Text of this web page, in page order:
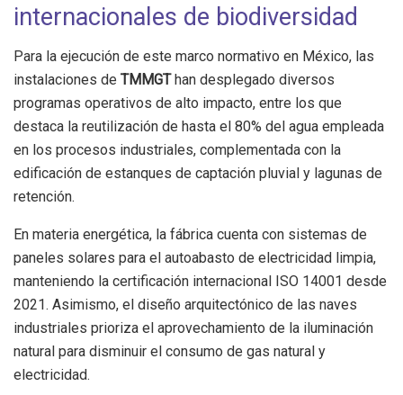
internacionales de biodiversidad
Para la ejecución de este marco normativo en México, las
instalaciones de TMMGThan desplegado diversos
programas operativos de alto impacto, entre los que
destaca la reutilización de hasta el 80% del agua empleada
en los procesos industriales, complementada con la
edificación de estanques de captación pluvial y lagunas de
retención.
En materia energética, la fábrica cuenta con sistemas de
paneles solares para el autoabasto de electricidad limpia,
manteniendo la certificación internacional ISO 14001 desde
2021. Asimismo, el diseño arquitectónico de las naves
industriales prioriza el aprovechamiento de la iluminación
natural para disminuir el consumo de gas natural y
electricidad.